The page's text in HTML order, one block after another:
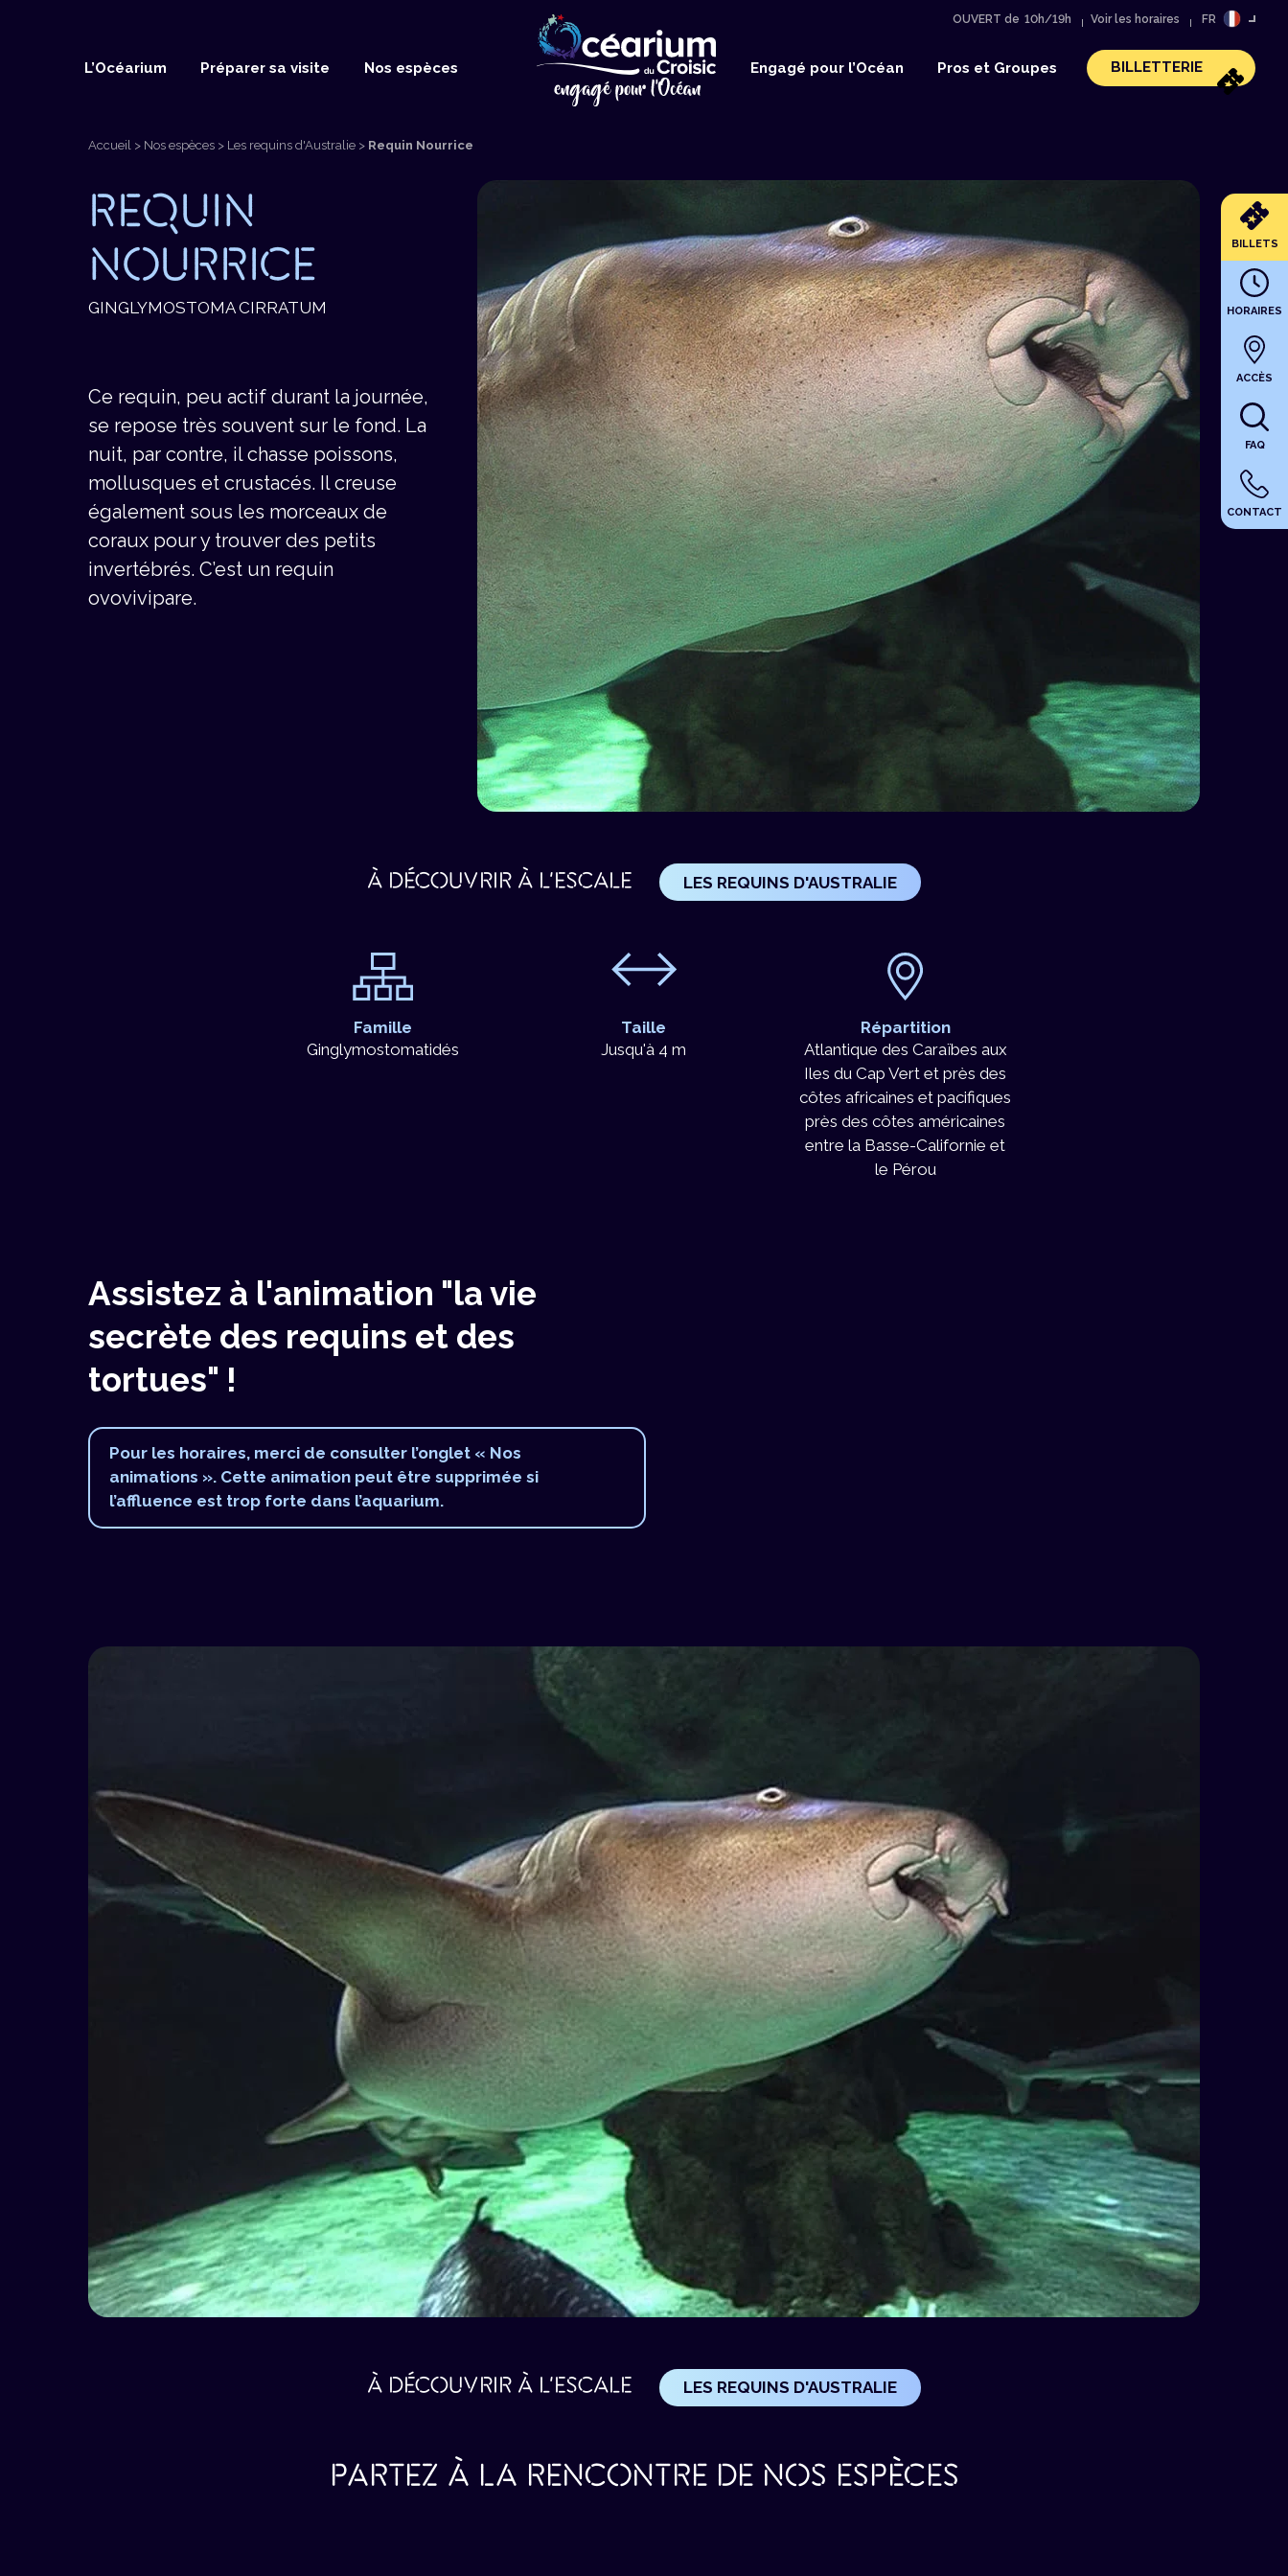
OUVERT de 10h/19h Voir les horaires FR
EN
Accueil
L’Océarium Préparer sa visite Nos espèces Engagé pour l’Océan Pros et Groupes BILLETTERIE
Accueil > Nos espèces > Les requins d'Australie > Requin Nourrice
REQUIN
NOURRICE
GINGLYMOSTOMA CIRRATUM
Ce requin, peu actif durant la journée,
se repose très souvent sur le fond. La
nuit, par contre, il chasse poissons,
mollusques et crustacés. Il creuse
également sous les morceaux de
coraux pour y trouver des petits
invertébrés. C’est un requin
ovovivipare.
À DÉCOUVRIR À L'ESCALE LES REQUINS D'AUSTRALIE
Famille
Ginglymostomatidés
Taille
Jusqu'à 4 m
Répartition
Atlantique des Caraïbes aux
Iles du Cap Vert et près des
côtes africaines et pacifiques
près des côtes américaines
entre la Basse-Californie et
le Pérou
Assistez à l'animation "la vie
secrète des requins et des
tortues" !
Pour les horaires, merci de consulter l’onglet « Nos
animations ». Cette animation peut être supprimée si
l’affluence est trop forte dans l’aquarium.
À DÉCOUVRIR À L'ESCALE LES REQUINS D'AUSTRALIE
PARTEZ À LA RENCONTRE DE NOS ESPÈCES
BILLETS
HORAIRES
ACCÈS
FAQ
CONTACT